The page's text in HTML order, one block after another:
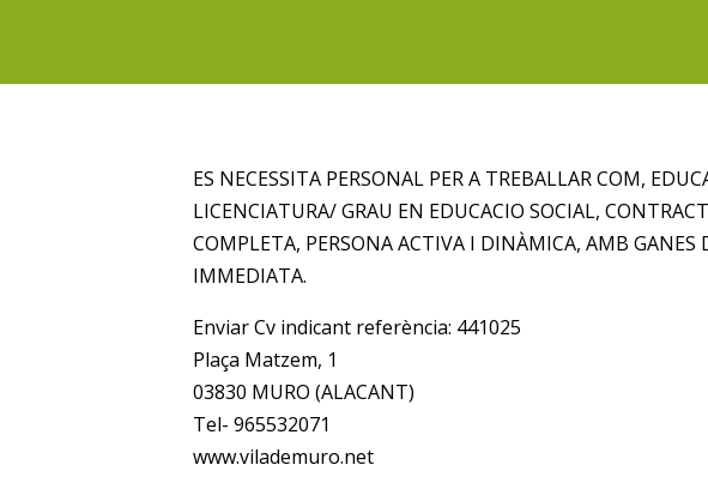
ES NECESSITA PERSONAL PER A TREBALLAR COM,
LICENCIATURA/ GRAU EN EDUCACIO SOCIAL,
COMPLETA, PERSONA ACTIVA I DINÀMICA, AMB GANES
IMMEDIATA.
Enviar Cv indicant referència: 441025
Plaça Matzem, 1
03830 MURO (ALACANT)
Tel- 965532071
www.vilademuro.net